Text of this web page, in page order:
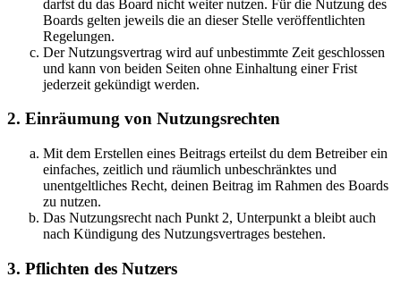
darfst du das Board nicht weiter nutzen. Für die Nutzung des
Boards gelten jeweils die an dieser Stelle veröffentlichten
Regelungen.
Der Nutzungsvertrag wird auf unbestimmte Zeit geschlossen
und kann von beiden Seiten ohne Einhaltung einer Frist
jederzeit gekündigt werden.
2. Einräumung von Nutzungsrechten
Mit dem Erstellen eines Beitrags erteilst du dem Betreiber ein
einfaches, zeitlich und räumlich unbeschränktes und
unentgeltliches Recht, deinen Beitrag im Rahmen des Boards
zu nutzen.
Das Nutzungsrecht nach Punkt 2, Unterpunkt a bleibt auch
nach Kündigung des Nutzungsvertrages bestehen.
3. Pflichten des Nutzers